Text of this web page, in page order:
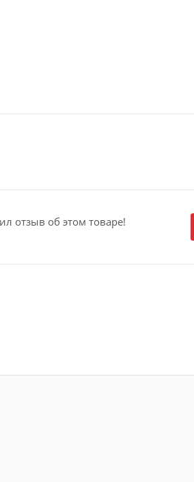
отзыв об этом товаре!